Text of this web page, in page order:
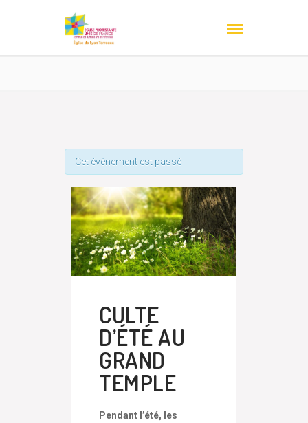
Cet évènement est passé
CULTE
D’ÉTÉ AU
GRAND
TEMPLE
Pendant l’été, les